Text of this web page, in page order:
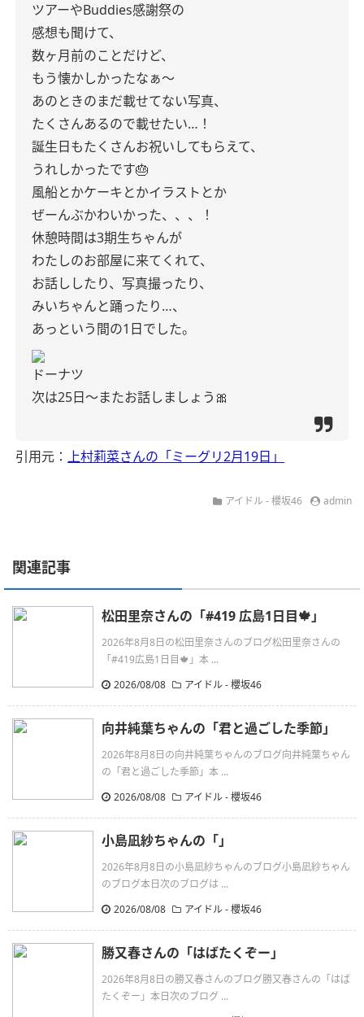
ツアーやBuddies感謝祭の
感想も聞けて、
数ヶ月前のことだけど、
もう懐かしかったなぁ〜
あのときのまだ載せてない写真、
たくさんあるので載せたい…！
誕生日もたくさんお祝いしてもらえて、
うれしかったです🎂
風船とかケーキとかイラストとか
ぜーんぶかわいかった、、、！
休憩時間は3期生ちゃんが
わたしのお部屋に来てくれて、
お話ししたり、写真撮ったり、
みいちゃんと踊ったり…、
あっという間の1日でした。
ドーナツ
次は25日〜またお話しましょう🎀
引用元： 上村莉菜さんの「ミーグリ2月19日」
アイドル - 櫻坂46 admin
関連記事
松田里奈さんの「#419 広島1日目🍁」
2026年8月8日の松田里奈さんのブログ松田里奈さんの
「#419広島1日目🍁」本 ...
2026/08/08
アイドル - 櫻坂46
向井純葉ちゃんの「君と過ごした季節」
2026年8月8日の向井純葉ちゃんのブログ向井純葉ちゃん
の「君と過ごした季節」本 ...
2026/08/08
アイドル - 櫻坂46
小島凪紗ちゃんの「」
2026年8月8日の小島凪紗ちゃんのブログ小島凪紗ちゃん
のブログ本日次のブログは ...
2026/08/08
アイドル - 櫻坂46
勝又春さんの「はばたくぞー」
2026年8月8日の勝又春さんのブログ勝又春さんの「はば
たくぞー」本日次のブログ ...